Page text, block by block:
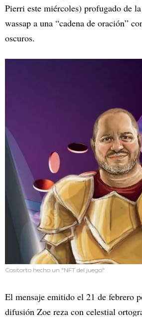
Pierri este miércoles) profugado de
wassap a una “cadena de oración”
oscuros.
Cositorto hecho un "NFT del juego"
El mensaje emitido el 21 de febrero
difusión Zoe reza con celestial